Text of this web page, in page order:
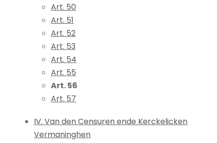
Art. 50
Art. 51
Art. 52
Art. 53
Art. 54
Art. 55
Art. 56
Art. 57
IV. Van den Censuren ende Kerckelicken
Vermaninghen